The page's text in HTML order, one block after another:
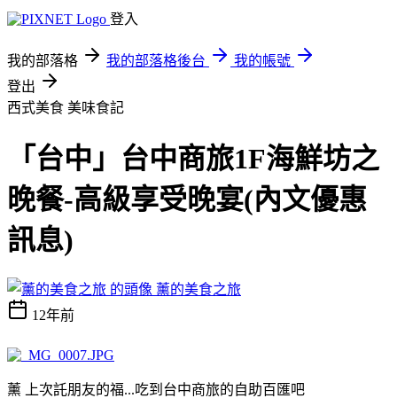
登入
我的部落格 我的部落格後台
我的帳號
登出
西式美食 美味食記
「台中」台中商旅1F海鮮坊之
晚餐-高級享受晚宴(內文優惠
訊息)
薰的美食之旅
12年前
薰 上次託朋友的福...吃到台中商旅的自助百匯吧